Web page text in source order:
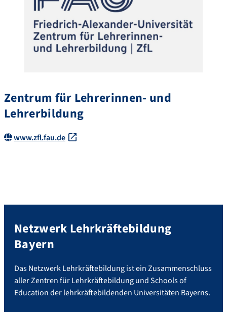
Zentrum für Lehrerinnen- und
Lehrerbildung
www.zfl.fau.de
Netzwerk Lehrkräftebildung
Bayern
Das Netzwerk Lehrkräftebildung ist ein Zusammenschluss
aller Zentren für Lehrkräftebildung und Schools of
Education der lehrkräftebildenden Universitäten Bayerns.